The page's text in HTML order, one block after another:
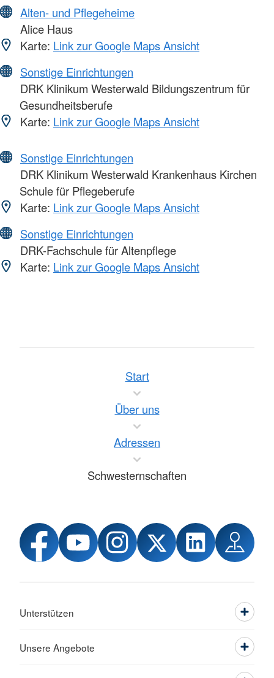
Alten- und Pflegeheime
Alice Haus
Karte: Link zur Google Maps Ansicht
Sonstige Einrichtungen
DRK Klinikum Westerwald Bildungszentrum für
Gesundheitsberufe
Karte: Link zur Google Maps Ansicht
Sonstige Einrichtungen
DRK Klinikum Westerwald Krankenhaus Kirchen
Schule für Pflegeberufe
Karte: Link zur Google Maps Ansicht
Sonstige Einrichtungen
DRK-Fachschule für Altenpflege
Karte: Link zur Google Maps Ansicht
Start
Über uns
Adressen
Schwesternschaften
Unterstützen
Unsere Angebote